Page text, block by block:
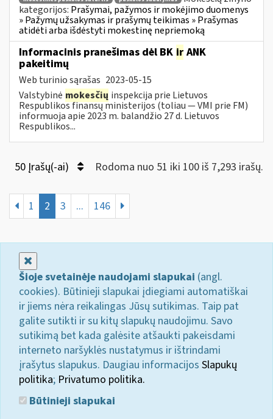
kategorijos: Prašymai, pažymos ir mokėjimo duomenys
» Pažymų užsakymas ir prašymų teikimas » Prašymas
atidėti arba išdėstyti mokestinę nepriemoką
Informacinis pranešimas dėl BK ir ANK
pakeitimų
Web turinio sąrašas 2023-05-15
Valstybinė mokesčių inspekcija prie Lietuvos
Respublikos finansų ministerijos (toliau — VMI prie FM)
informuoja apie 2023 m. balandžio 27 d. Lietuvos
Respublikos...
50 Įrašų(-ai) Rodoma nuo 51 iki 100 iš 7,293 irašų.
1 2 3 ... 146
Šioje svetainėje naudojami slapukai (angl.
cookies). Būtinieji slapukai įdiegiami automatiškai
ir jiems nėra reikalingas Jūsų sutikimas. Taip pat
galite sutikti ir su kitų slapukų naudojimu. Savo
sutikimą bet kada galėsite atšaukti pakeisdami
interneto naršyklės nustatymus ir ištrindami
įrašytus slapukus. Daugiau informacijos Slapukų
politika; Privatumo politika.
Būtinieji slapukai